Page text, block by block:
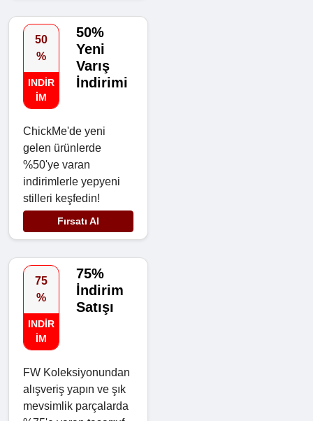
50
%
INDIR
IM
50%
Yeni
Varış
İndirimi
ChickMe'de yeni
gelen ürünlerde
%50'ye varan
indirimlerle yepyeni
stilleri keşfedin!
Fırsatı Al
75
%
INDIR
IM
75%
İndirim
Satışı
FW Koleksiyonundan
alışveriş yapın ve şık
mevsimlik parçalarda